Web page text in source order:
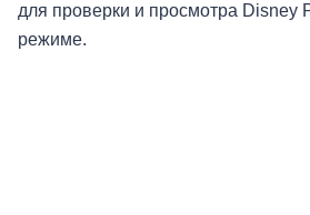
для проверки и просмотра Disney
режиме.